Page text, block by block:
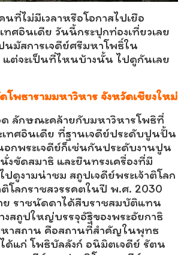
ไม่มีเวลาหรือโอกาสไปเยือ
ศอินเดีย วันนี้กระปุกท่องเที่ยวเลย
นมัสการเจดีย์ศรีมหาโพธิ์ใน
แต่จะเป็นที่ไหนบ้างนั้น ไปดูกันเลย
โพธารามมหาวิหาร จังหวัดเชียงใหม่
ลักษณะคล้ายกับมหาวิหารโพธิที่
ทศอินเดีย ที่ฐานเจดีย์ประดับปูนปั้น
อกพระเจดีย์ก็เช่นกันประดับงานปูน
งขัดสมาธิ และยืนทรงเครื่องที่มี
ปดูงามน่าชม สถูปเจดีย์พระเจ้าติโลก
ติโลกราชสวรรคตในปี พ.ศ. 2030
ย ราชนัดดาได้สืบราชสมบัติแทน
งสถูปใหญ่บรรจุอัฐิของพระอัยกาธิ
าสถาน คือสถานที่สำคัญในพุทธ
ด้แก่ โพธิบัลลังก์ อนิมิตเจดีย์ รัตน